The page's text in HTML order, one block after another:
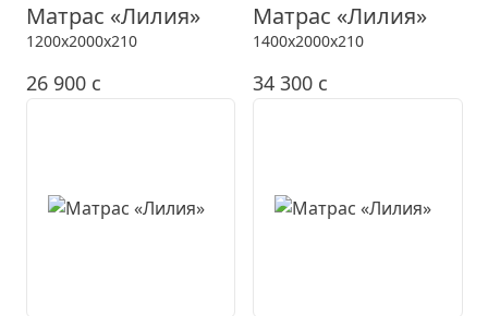
Матрас «Лилия»
1200x2000x210
26 900 c
Матрас «Лилия»
1400x2000x210
34 300 c